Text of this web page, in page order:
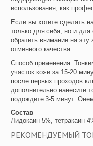
использования, как
Если вы хотите сделать
только для себя, но и для
обратить внимание на
отменного качества.
Способ применения:
участок кожи за 15-20
после первых проходов
дополнительно нанесите
подождите 3-5 минут.
Состав
Лидокаин 5%, тетракаин
РЕКОМЕНДУЕМЫЙ